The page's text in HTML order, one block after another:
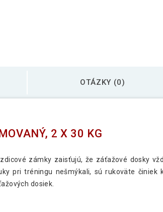
OTÁZKY (0)
2 X 30 KG
zámky zaisťujú, že záťažové dosky
pri tréningu nešmýkali, sú rukoväte činiek
dosiek.